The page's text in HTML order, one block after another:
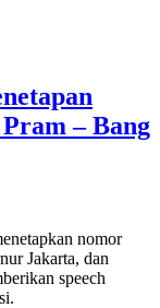
– Bang
nomor
Jakarta, dan
speech